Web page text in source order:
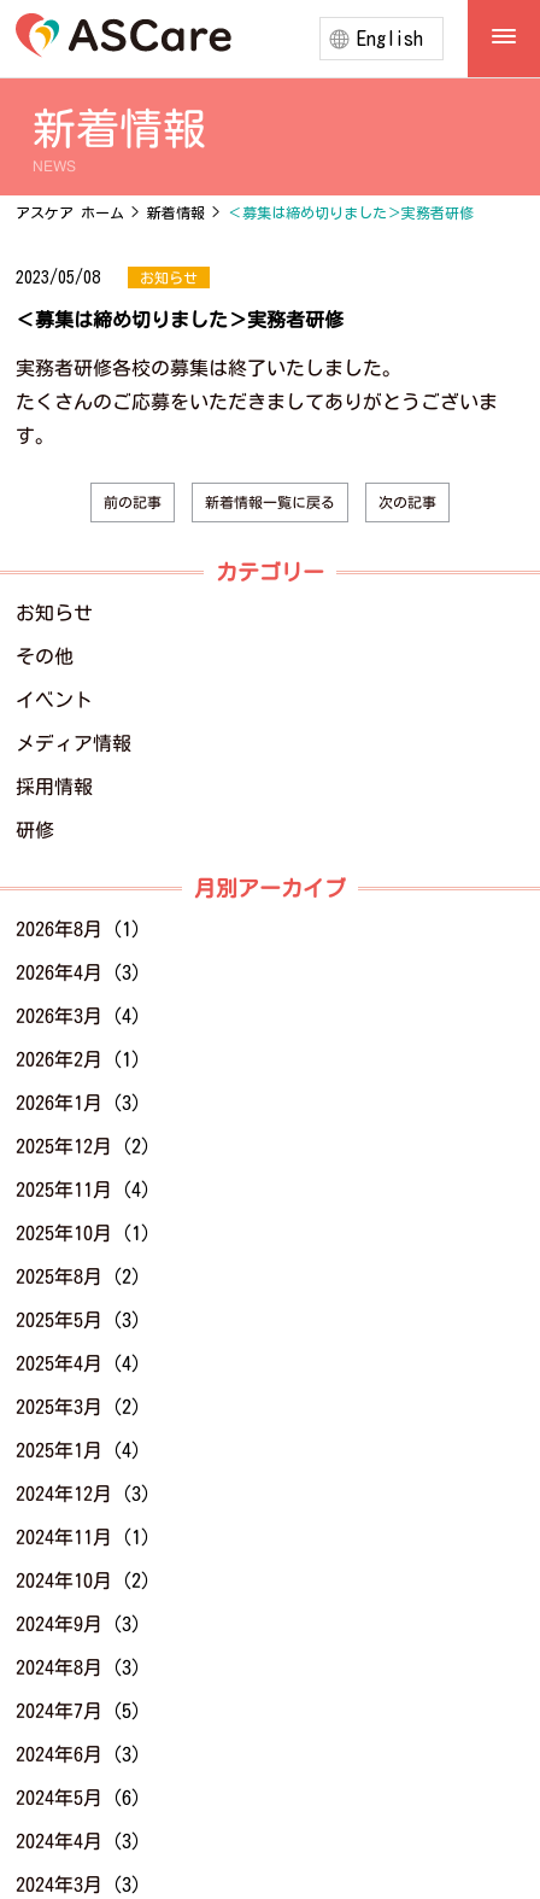
English
新着情報
NEWS
アスケア ホーム > 新着情報 > ＜募集は締め切りました＞実務者研修
2023/05/08 お知らせ
＜募集は締め切りました＞実務者研修
実務者研修各校の募集は終了いたしました。
たくさんのご応募をいただきましてありがとうございま
す。
前の記事 新着情報一覧に戻る 次の記事
カテゴリー
お知らせ
その他
イベント
メディア情報
採用情報
研修
月別アーカイブ
2026年8月 (1)
2026年4月 (3)
2026年3月 (4)
2026年2月 (1)
2026年1月 (3)
2025年12月 (2)
2025年11月 (4)
2025年10月 (1)
2025年8月 (2)
2025年5月 (3)
2025年4月 (4)
2025年3月 (2)
2025年1月 (4)
2024年12月 (3)
2024年11月 (1)
2024年10月 (2)
2024年9月 (3)
2024年8月 (3)
2024年7月 (5)
2024年6月 (3)
2024年5月 (6)
2024年4月 (3)
2024年3月 (3)